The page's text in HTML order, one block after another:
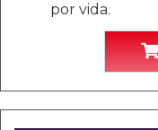
por vida.